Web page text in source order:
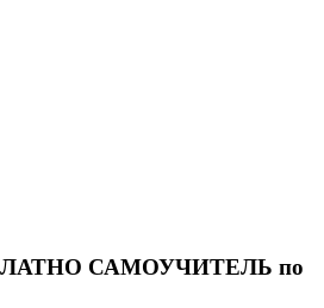
САМОУЧИТЕЛЬ по